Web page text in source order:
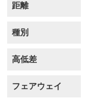
距離
種別
高低差
フェアウェイ